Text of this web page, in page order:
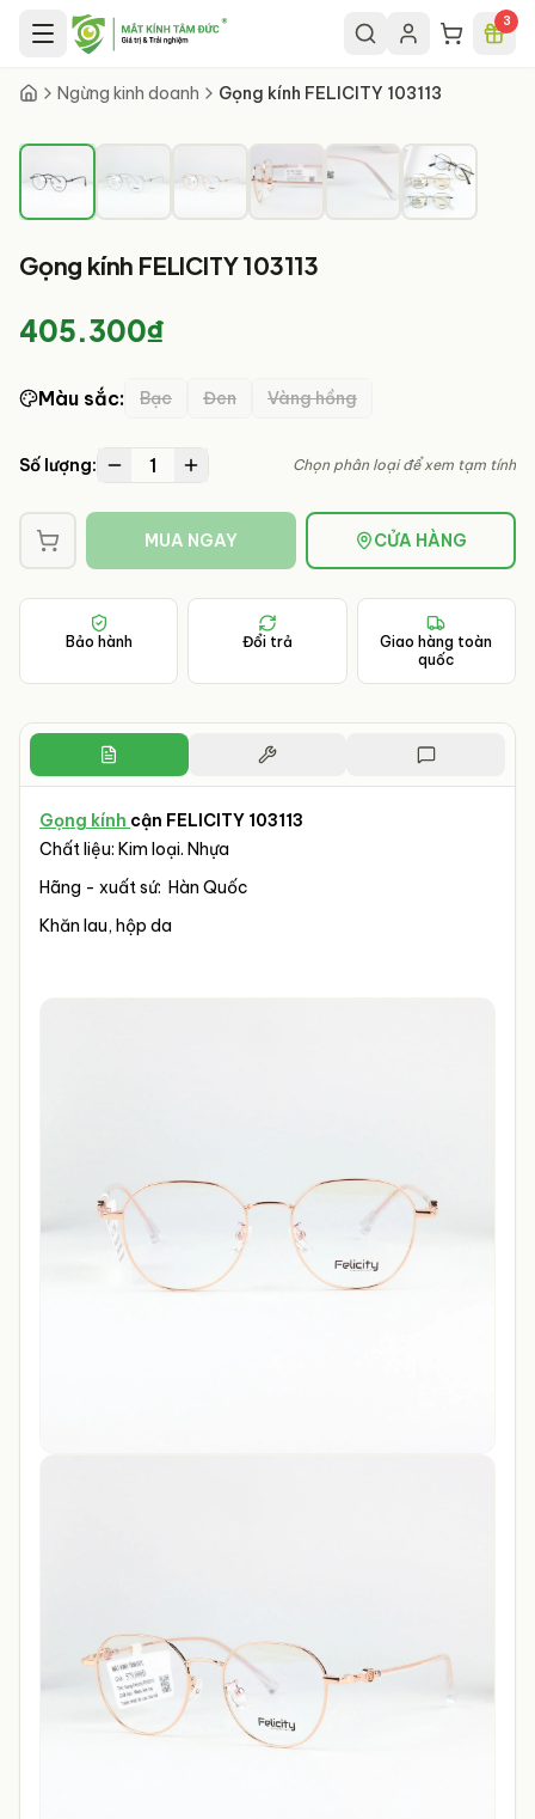
Chuyển đến nội dung chính 3
Ngừng kinh doanh Gọng kính FELICITY 103113
Gọng kính FELICITY 103113
405.300₫
Màu sắc: Bạc Đen Vàng hồng
Số lượng: 1 Chọn phân loại để xem tạm tính
MUA NGAY CỬA HÀNG
Bảo hành Đổi trả
Giao hàng toàn
quốc
Gọng kính cận FELICITY 103113
Chất liệu: Kim loại. Nhựa
Hãng - xuất sứ: Hàn Quốc
Khăn lau, hộp da